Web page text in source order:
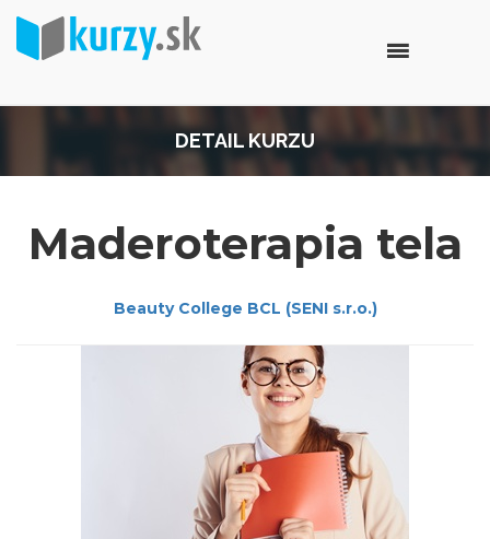
DETAIL KURZU
Maderoterapia tela
Beauty College BCL (SENI s.r.o.)